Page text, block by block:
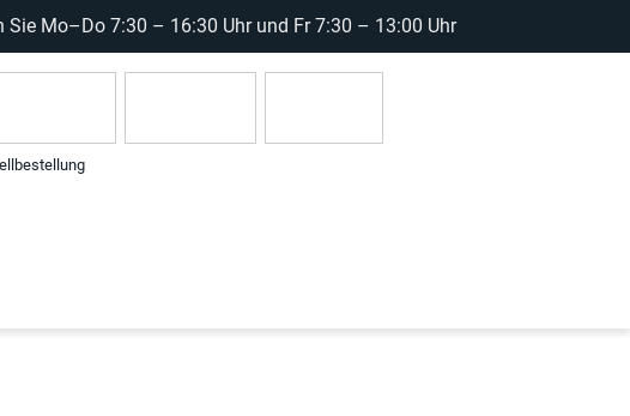
Sie Mo–Do 7:30 – 16:30 Uhr und Fr 7:30 – 13:00 Uhr